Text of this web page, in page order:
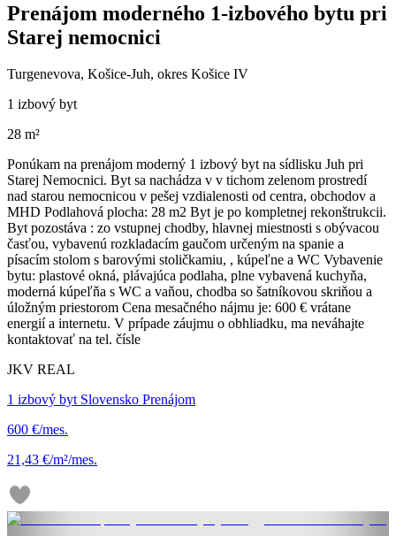
Prenájom moderného 1-izbového bytu pri
Starej nemocnici
Turgenevova, Košice-Juh, okres Košice IV
1 izbový byt
28 m²
Ponúkam na prenájom moderný 1 izbový byt na sídlisku Juh pri
Starej Nemocnici. Byt sa nachádza v v tichom zelenom prostredí
nad starou nemocnicou v pešej vzdialenosti od centra, obchodov a
MHD Podlahová plocha: 28 m2 Byt je po kompletnej rekonštrukcii.
Byt pozostáva : zo vstupnej chodby, hlavnej miestnosti s obývacou
časťou, vybavenú rozkladacím gaučom určeným na spanie a
písacím stolom s barovými stoličkamiu, , kúpeľne a WC Vybavenie
bytu: plastové okná, plávajúca podlaha, plne vybavená kuchyňa,
moderná kúpeľňa s WC a vaňou, chodba so šatníkovou skriňou a
úložným priestorom Cena mesačného nájmu je: 600 € vrátane
energií a internetu. V prípade záujmu o obhliadku, ma neváhajte
kontaktovať na tel. čísle
JKV REAL
1 izbový byt Slovensko Prenájom
600 €/mes.
21,43 €/m²/mes.